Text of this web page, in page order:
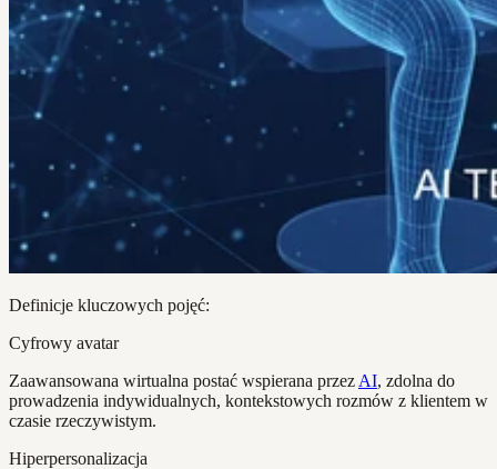
Definicje kluczowych pojęć:
Cyfrowy avatar
Zaawansowana wirtualna postać wspierana przez AI, zdolna do
prowadzenia indywidualnych, kontekstowych rozmów z klientem w
czasie rzeczywistym.
Hiperpersonalizacja